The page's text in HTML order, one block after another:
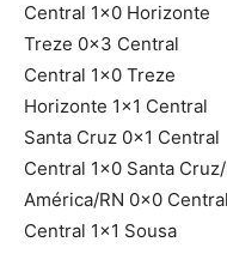
Central 1×0 Horizonte
Treze 0x3 Central
Central 1×0 Treze
Horizonte 1×1 Central
Santa Cruz 0x1 Central
Central 1×0 Santa
América/RN 0x0 Central
Central 1×1 Sousa